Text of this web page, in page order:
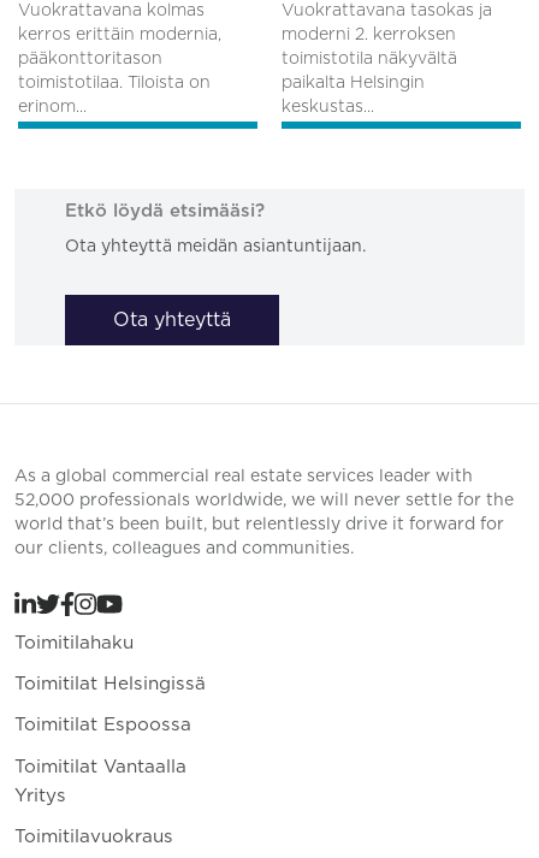
Vuokrattavana kolmas
kerros erittäin modernia,
pääkonttoritason
toimistotilaa. Tiloista on
erinom...
Vuokrattavana tasokas ja
moderni 2. kerroksen
toimistotila näkyvältä
paikalta Helsingin
keskustas...
Etkö löydä etsimääsi?
Ota yhteyttä meidän asiantuntijaan.
Ota yhteyttä
As a global commercial real estate services leader with
52,000 professionals worldwide, we will never settle for the
world that’s been built, but relentlessly drive it forward for
our clients, colleagues and communities.
Toimitilahaku
Toimitilat Helsingissä
Toimitilat Espoossa
Toimitilat Vantaalla
Yritys
Toimitilavuokraus